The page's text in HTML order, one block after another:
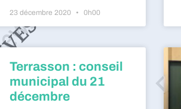
23 décembre 2020 0h00
Terrasson : conseil
municipal du 21
décembre